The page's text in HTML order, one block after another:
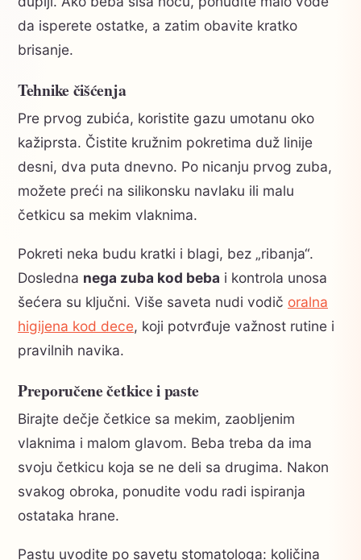
da isperete ostatke, a zatim obavite kratko
brisanje.
Tehnike čišćenja
Pre prvog zubića, koristite gazu umotanu oko
kažiprsta. Čistite kružnim pokretima duž linije
desni, dva puta dnevno. Po nicanju prvog zuba,
možete preći na silikonsku navlaku ili malu
četkicu sa mekim vlaknima.
Pokreti neka budu kratki i blagi, bez „ribanja“.
Dosledna nega zuba kod beba i kontrola unosa
šećera su ključni. Više saveta nudi vodič oralna
higijena kod dece, koji potvrđuje važnost rutine i
pravilnih navika.
Preporučene četkice i paste
Birajte dečje četkice sa mekim, zaobljenim
vlaknima i malom glavom. Beba treba da ima
svoju četkicu koja se ne deli sa drugima. Nakon
svakog obroka, ponudite vodu radi ispiranja
ostataka hrane.
Pastu uvodite po savetu stomatologa: količina